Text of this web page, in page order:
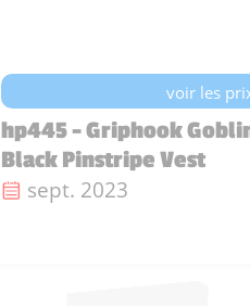
voir les
hp445 - Griphook
Black Pinstripe Vest
Date de sortie :
sept. 2023